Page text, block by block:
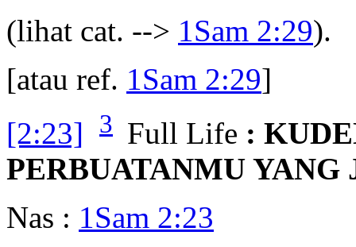
(lihat cat. --> 1Sam 2:29).
[atau ref. 1Sam 2:29]
[2:23]
3 Full Life :
PERBUATANMU YANG
Nas : 1Sam 2:23